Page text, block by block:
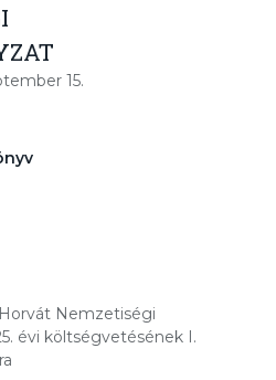
15.
Nemzetiségi
évi költségvetésének I.